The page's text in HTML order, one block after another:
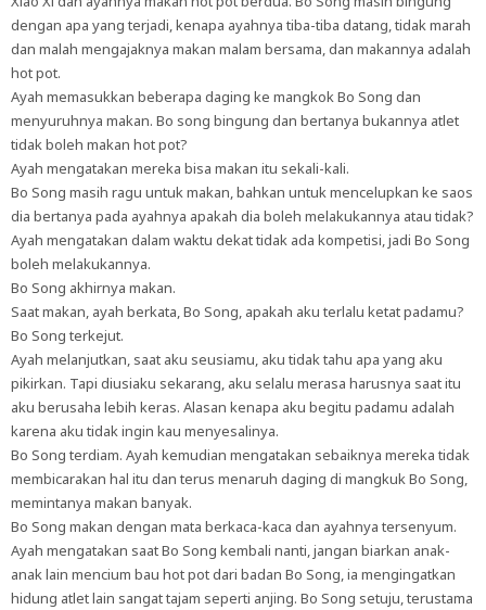
dengan apa yang terjadi, kenapa ayahnya tiba-tiba datang, tidak marah
dan malah mengajaknya makan malam bersama, dan makannya adalah
hot pot.
Ayah memasukkan beberapa daging ke mangkok Bo Song dan
menyuruhnya makan. Bo song bingung dan bertanya bukannya atlet
tidak boleh makan hot pot?
Ayah mengatakan mereka bisa makan itu sekali-kali.
Bo Song masih ragu untuk makan, bahkan untuk mencelupkan ke saos
dia bertanya pada ayahnya apakah dia boleh melakukannya atau tidak?
Ayah mengatakan dalam waktu dekat tidak ada kompetisi, jadi Bo Song
boleh melakukannya.
Bo Song akhirnya makan.
Saat makan, ayah berkata, Bo Song, apakah aku terlalu ketat padamu?
Bo Song terkejut.
Ayah melanjutkan, saat aku seusiamu, aku tidak tahu apa yang aku
pikirkan. Tapi diusiaku sekarang, aku selalu merasa harusnya saat itu
aku berusaha lebih keras. Alasan kenapa aku begitu padamu adalah
karena aku tidak ingin kau menyesalinya.
Bo Song terdiam. Ayah kemudian mengatakan sebaiknya mereka tidak
membicarakan hal itu dan terus menaruh daging di mangkuk Bo Song,
memintanya makan banyak.
Bo Song makan dengan mata berkaca-kaca dan ayahnya tersenyum.
Ayah mengatakan saat Bo Song kembali nanti, jangan biarkan anak-
anak lain mencium bau hot pot dari badan Bo Song, ia mengingatkan
hidung atlet lain sangat tajam seperti anjing. Bo Song setuju, terustama